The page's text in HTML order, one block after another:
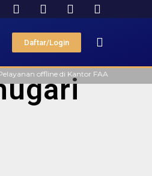
Daftar/Login
offline di Kantor FAAST